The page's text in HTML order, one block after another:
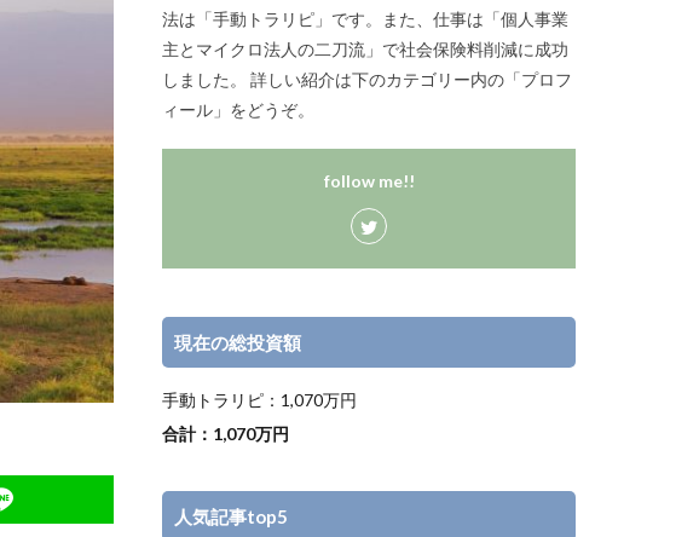
法は「手動トラリピ」です。また、仕事は「個人事業
主とマイクロ法人の二刀流」で社会保険料削減に成功
しました。 詳しい紹介は下のカテゴリー内の「プロフ
ィール」をどうぞ。
follow me!!
現在の総投資額
手動トラリピ：1,070万円
合計：1,070万円
人気記事top5